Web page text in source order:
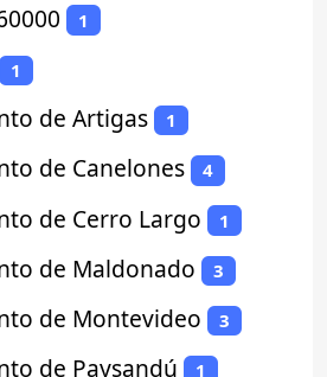
1
1
de Artigas 1
de Canelones 4
de Cerro Largo 1
de Maldonado 3
de Montevideo 3
de Paysandú 1